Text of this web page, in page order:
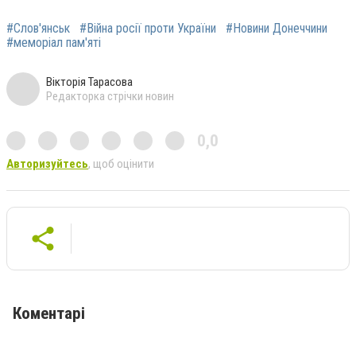
#Слов'янськ #Війна росії проти України
#Новини Донеччини
#меморіал пам'яті
Вікторія Тарасова
Редакторка стрічки новин
0,0
Авторизуйтесь, щоб оцінити
Коментарі